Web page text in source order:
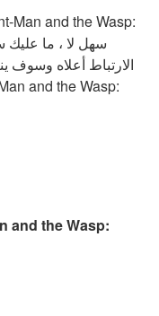
الارتباط أعلاه وسوف